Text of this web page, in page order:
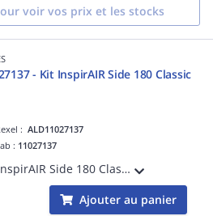
voir vos prix et les stocks
- Kit InspirAIR Side 180 Classic
:ALD11027137
: 11027137
Kit InspirAIR Side 180 Classic avec l'unité de ventilation double-flux, la télécommande filaire InspirAIR et le kit siphon adapté pour un logement individuel
Ajouter au panier